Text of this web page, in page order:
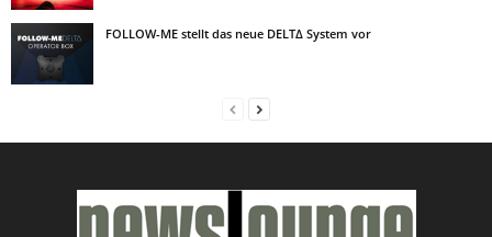
FOLLOW-ME stellt das neue DELT∆ System vor